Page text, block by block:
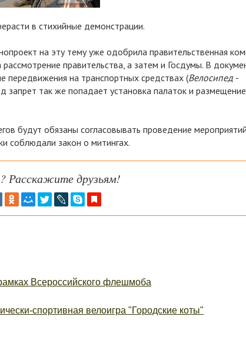
в стихийные демонстрации.
на эту тему уже одобрила правительственная
правительства, а затем и Госдумы. В
передвижения на транспортных средствах (Велосипед -
запрет так же попадает установка палаток и размещение
будут обязаны согласовывать проведение
соблюдали закон о митингах.
Расскажите друзьям!
Всероссийского флешмоба
спортивная велоигра "Городские коты"